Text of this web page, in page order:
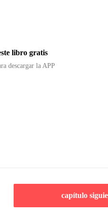
libro gratis
descargar la APP
capítulo